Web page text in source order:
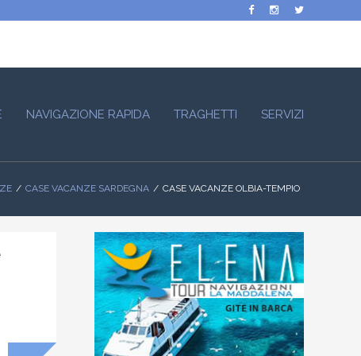
NAVIGAZIONE RAPIDA TRAGHETTI SERVIZI
CASE VACANZE SARDEGNA CASE VACANZE OLBIA-TEMPIO